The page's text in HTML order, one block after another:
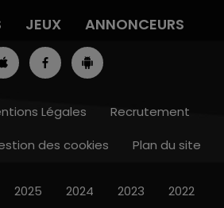
10h00
JEUX ANNONCEURS
Légales
Recrutement
des cookies Plan du site
2025 2024 2023 2022